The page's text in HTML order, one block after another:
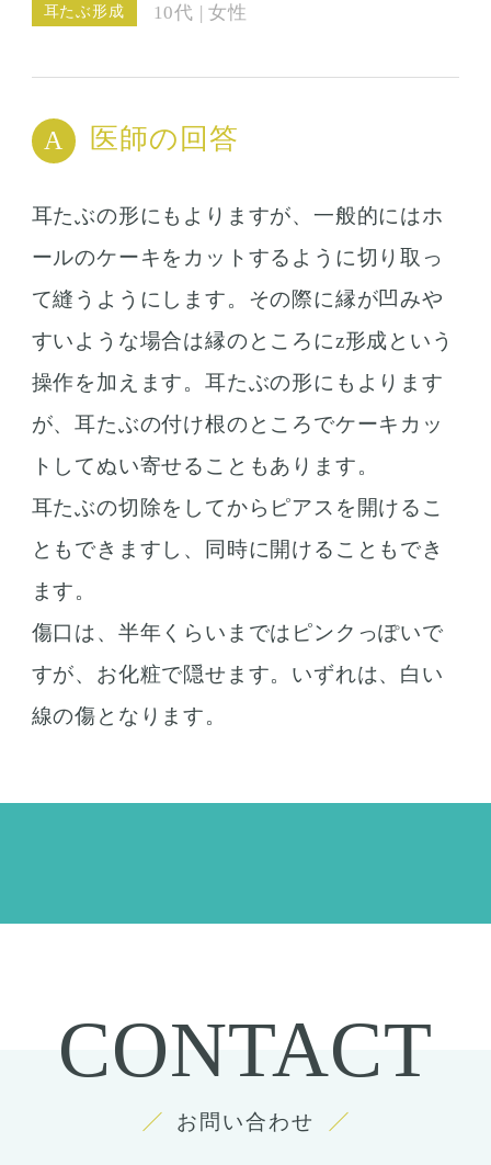
耳たぶ形成 10代 | 女性
医師の回答
耳たぶの形にもよりますが、一般的にはホ
ールのケーキをカットするように切り取っ
て縫うようにします。その際に縁が凹みや
すいような場合は縁のところにz形成という
操作を加えます。耳たぶの形にもよります
が、耳たぶの付け根のところでケーキカッ
トしてぬい寄せることもあります。
耳たぶの切除をしてからピアスを開けるこ
ともできますし、同時に開けることもでき
ます。
傷口は、半年くらいまではピンクっぽいで
すが、お化粧で隠せます。いずれは、白い
線の傷となります。
CONTACT
お問い合わせ